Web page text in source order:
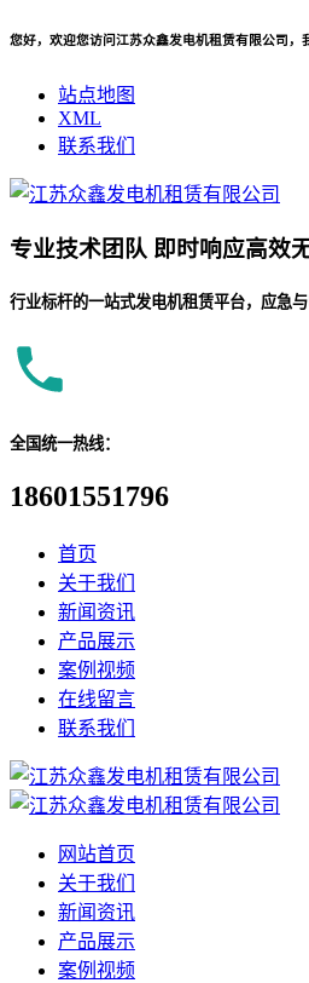
您好，欢迎您访问江苏众鑫发电机租赁有限公司，
站点地图
XML
联系我们
专业技术团队 即时响应高效
行业标杆的一站式发电机租赁平台，应急
全国统一热线：
18601551796
首页
关于我们
新闻资讯
产品展示
案例视频
在线留言
联系我们
网站首页
关于我们
新闻资讯
产品展示
案例视频